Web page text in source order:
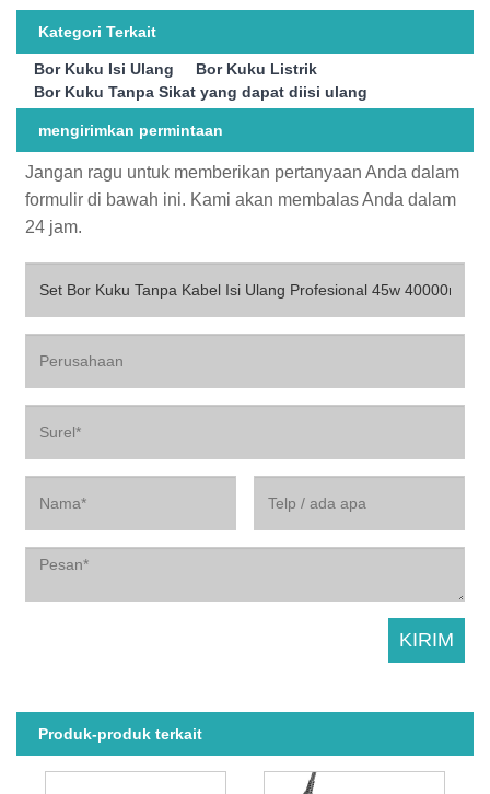
Kategori Terkait
Bor Kuku Isi Ulang
Bor Kuku Listrik
Bor Kuku Tanpa Sikat yang dapat diisi ulang
mengirimkan permintaan
Jangan ragu untuk memberikan pertanyaan Anda dalam
formulir di bawah ini. Kami akan membalas Anda dalam
24 jam.
Produk-produk terkait